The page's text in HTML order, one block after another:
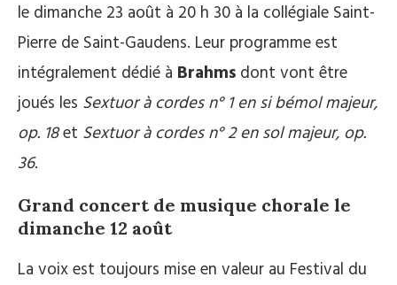
le dimanche 23 août à 20 h 30 à la collégiale Saint-
Pierre de Saint-Gaudens. Leur programme est
intégralement dédié à Brahms dont vont être
joués les Sextuor à cordes n° 1 en si bémol majeur,
op. 18et Sextuor à cordes n° 2 en sol majeur, op.
36.
Grand concert de musique chorale le
dimanche 12 août
La voix est toujours mise en valeur au Festival du